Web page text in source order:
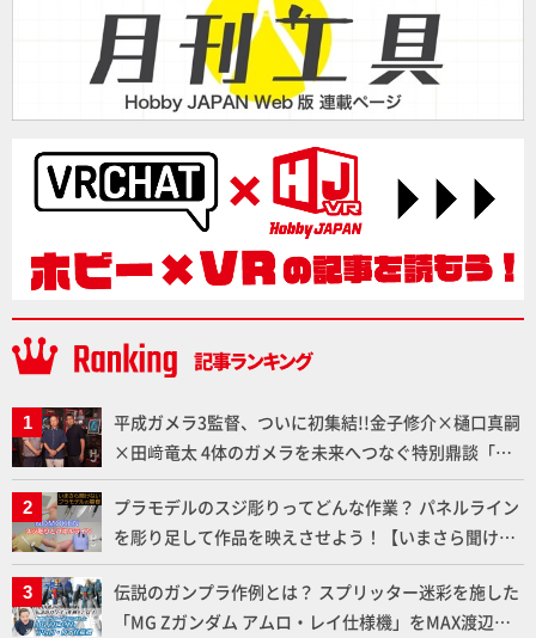
平成ガメラ3監督、ついに初集結!!金子修介×樋口真嗣
×田﨑竜太 4体のガメラを未来へつなぐ特別鼎談「ガ
メラ永久保存化プロジェクト FINAL」
プラモデルのスジ彫りってどんな作業？ パネルライン
を彫り足して作品を映えさせよう！【いまさら聞けな
いプラモデルの基礎：スジ彫りとパネルライン】
伝説のガンプラ作例とは？ スプリッター迷彩を施した
「MG Zガンダム アムロ・レイ仕様機」をMAX渡辺が